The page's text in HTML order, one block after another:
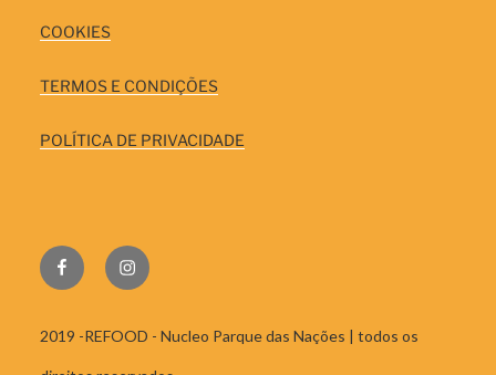
COOKIES
TERMOS E CONDIÇÕES
POLÍTICA DE PRIVACIDADE
FACEBOOKINSTAGRAM
2019 -REFOOD - Nucleo Parque das Nações | todos os